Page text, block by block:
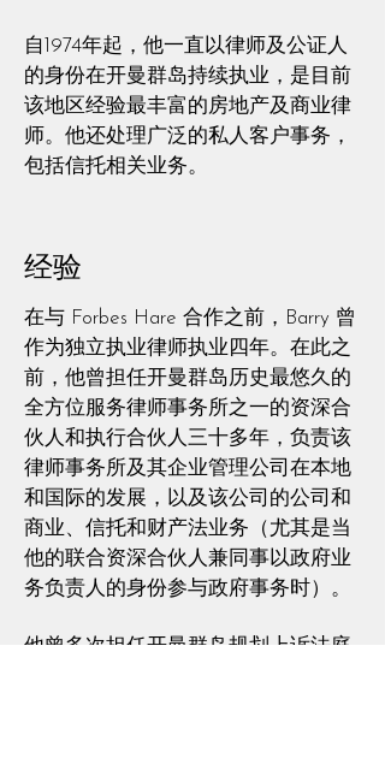
自1974年起，他一直以律师及公证人
的身份在开曼群岛持续执业，是目前
该地区经验最丰富的房地产及商业律
师。他还处理广泛的私人客户事务，
包括信托相关业务。
经验
在与 Forbes Hare 合作之前，Barry 曾
作为独立执业律师执业四年。在此之
前，他曾担任开曼群岛历史最悠久的
全方位服务律师事务所之一的资深合
伙人和执行合伙人三十多年，负责该
律师事务所及其企业管理公司在本地
和国际的发展，以及该公司的公司和
商业、信托和财产法业务（尤其是当
他的联合资深合伙人兼同事以政府业
务负责人的身份参与政府事务时）。
他曾多次担任开曼群岛规划上诉法庭